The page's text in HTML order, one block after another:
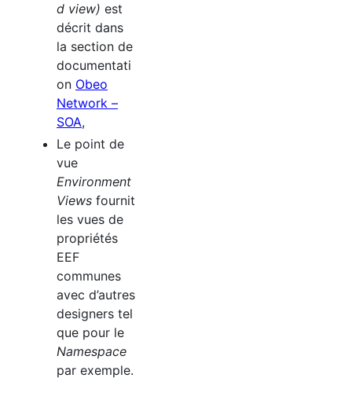
d view) est
décrit dans
la section de
documentati
on Obeo
Network –
SOA,
Le point de
vue
Environment
Views fournit
les vues de
propriétés
EEF
communes
avec d’autres
designers tel
que pour le
Namespace
par exemple.